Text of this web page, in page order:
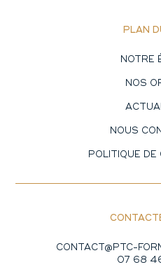
PLAN
NOTRE
NOS
NOUS
POLITIQUE DE
CONTACT@PTC-
07 68